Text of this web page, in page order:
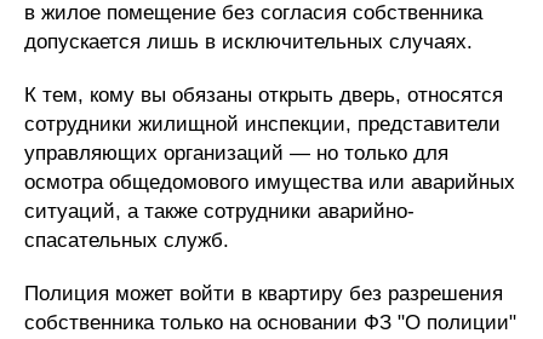
в жилое помещение без согласия собственника
допускается лишь в исключительных случаях.
К тем, кому вы обязаны открыть дверь, относятся
сотрудники жилищной инспекции, представители
управляющих организаций — но только для
осмотра общедомового имущества или аварийных
ситуаций, а также сотрудники аварийно-
спасательных служб.
Полиция может войти в квартиру без разрешения
собственника только на основании ФЗ "О полиции"